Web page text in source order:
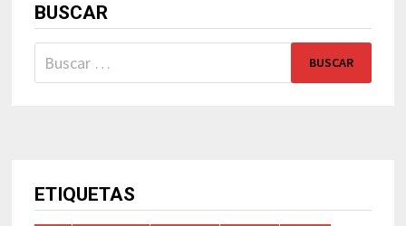
BUSCAR
Buscar:
ETIQUETAS